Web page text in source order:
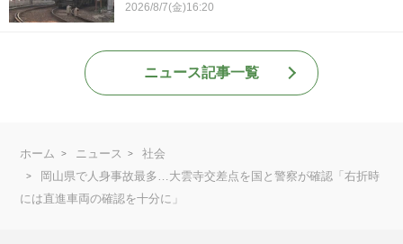
2026/8/7(金)16:20
ニュース記事一覧
ホーム ニュース
社会
岡山県で人身事故最多…大雲寺交差点を国と警察が確認「右折時
には直進車両の確認を十分に」